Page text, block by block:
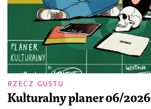
RZECZ GUSTU
Kulturalny planer 06/2026